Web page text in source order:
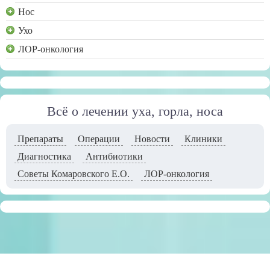
Нос
Ухо
ЛОР-онкология
Всё о лечении уха, горла, носа
Препараты Операции Новости
Клиники
Диагностика
Антибиотики
Советы Комаровского Е.О.
ЛОР-онкология